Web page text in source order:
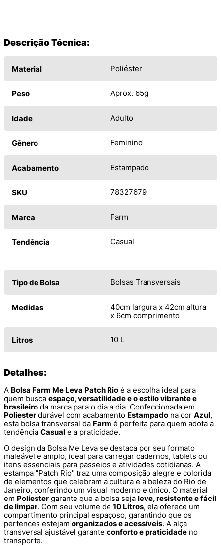
Descrição Técnica:
Material Poliéster
Peso Aprox. 65g
Idade Adulto
Gênero Feminino
Acabamento Estampado
SKU 78327679
Marca Farm
Tendência Casual
Tipo de Bolsa Bolsas Transversais
Medidas
40cm largura x 42cm altura
x 6cm comprimento
Litros 10 L
Detalhes:
A Bolsa Farm Me Leva Patch Rio é a escolha ideal para
quem busca espaço, versatilidade e o estilo vibrante e
brasileiro da marca para o dia a dia. Confeccionada em
Poliester durável com acabamento Estampado na cor Azul,
esta bolsa transversal da Farm é perfeita para quem adota a
tendência Casual e a praticidade.
O design da Bolsa Me Leva se destaca por seu formato
maleável e amplo, ideal para carregar cadernos, tablets ou
itens essenciais para passeios e atividades cotidianas. A
estampa "Patch Rio" traz uma composição alegre e colorida
de elementos que celebram a cultura e a beleza do Rio de
Janeiro, conferindo um visual moderno e único. O material
em Poliester garante que a bolsa seja leve, resistente e fácil
de limpar. Com seu volume de 10 Litros, ela oferece um
compartimento principal espaçoso, garantindo que os
pertences estejam organizados e acessíveis. A alça
transversal ajustável garante conforto e praticidade no
transporte.